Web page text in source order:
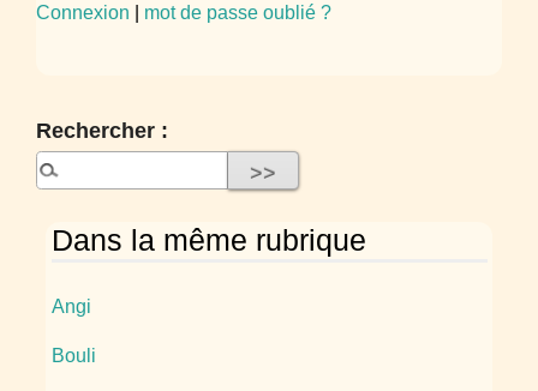
Connexion | mot de passe oublié ?
Rechercher :
Dans la même rubrique
Angi
Bouli